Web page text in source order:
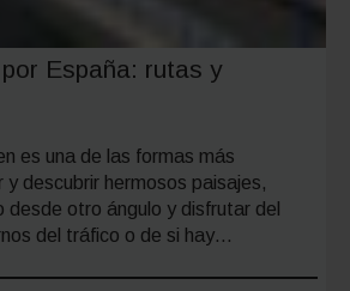
España: rutas y
es una de las formas más
y descubrir hermosos paisajes,
desde otro ángulo y disfrutar del
del tráfico o de si hay…